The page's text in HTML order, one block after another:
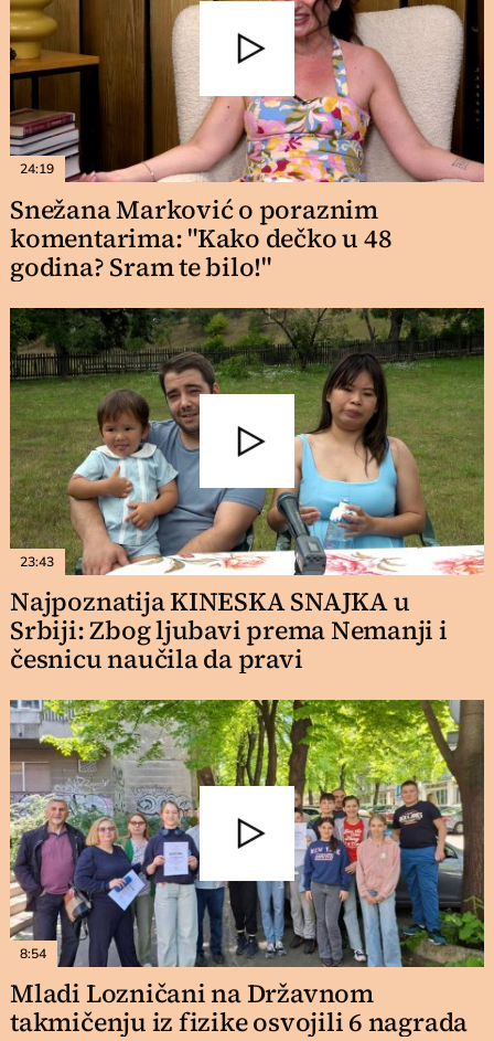
24:19
Snežana Marković o poraznim
komentarima: "Kako dečko u 48
godina? Sram te bilo!"
23:43
Najpoznatija KINESKA SNAJKA u
Srbiji: Zbog ljubavi prema Nemanji i
česnicu naučila da pravi
8:54
Mladi Lozničani na Državnom
takmičenju iz fizike osvojili 6 nagrada